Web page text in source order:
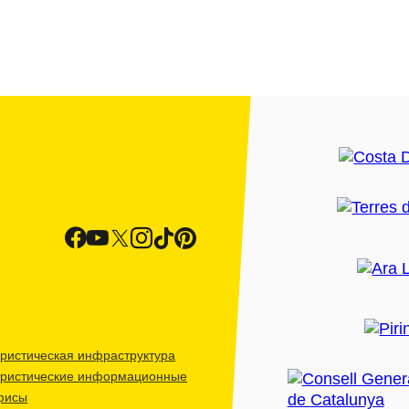
инфраструктура
информационные